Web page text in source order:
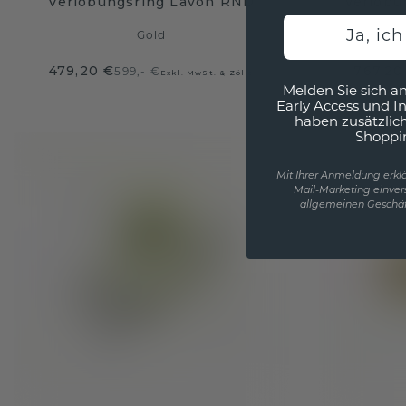
Gold
479,20 €599,- €Exkl. MwSt. & Zölle
Ja,
Melden Sie sich
Early Access und
haben
Mit Ihrer Anmeldung
Mail-Marketing
allgemeinen